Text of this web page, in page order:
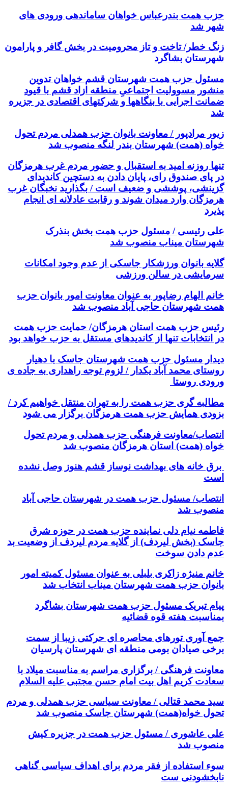
حزب همت بندرعباس خواهان ساماندهی ورودی های
شهر شد
زنگ خطر/ تاخت و تاز محرومیت در بخش گافر و پارامون
شهرستان بشاگرد
مسئول حزب همت شهرستان قشم خواهان تدوین
منشور مسوولیت اجتماعیِ منطقه ازاد قشم با قیودِ
ضمانت اجرایی با بنگاهها و شرکتهای اقتصادی در جزیره
شد
زیور مرادپور / معاونت بانوان حزب همدلی مردم تحول
خواه (همت) شهرستان بندر لنگه منصوب شد
تنها روزنه امید به استقبال و حضور مردم غرب هرمزگان
در پای صندوق رای، پایان دادن به دستچین کاندیدای
گزینشی، پوششی و ضعیف است / بگذارید نخبگان غرب
هرمزگان وارد میدان شوند و رقابت عادلانه ای انجام
پذیرد
علی رئیسی / مسئول حزب همت بخش بنذرک
شهرستان میناب منصوب شد
گلایه بانوان ورزشکار جاسکی از عدم وجود امکانات
سرمایشی در سالن ورزشی
خانم الهام رضاپور به عنوان معاونت امور بانوان حزب
همت شهرستان حاجی آباد منصوب شد
رئیس حزب همت استان هرمزگان/ حمایت حزب همت
در انتخابات تنها از کاندیدهای مستقل به حزب خواهد بود
دیدار مسئول حزب همت شهرستان جاسک با دهیار
روستای محمد آباد یکدار / لزوم توجه راهداری به جاده ی
ورودی روستا
مطالبه گری حزب همت را به تهران منتقل خواهیم کرد /
بزودی همایش حزب همت هرمزگان برگزار می شود
انتصاب/معاونت فرهنگی حزب همدلی و مردم تحول
خواه (همت) استان هرمزگان منصوب شد
برق خانه های بهداشت نوساز قشم هنوز وصل نشده
است
انتصاب/ مسئول حزب همت در شهرستان حاجی آباد
منصوب شد
فاطمه نیام دلی نماینده حزب همت در حوزه شرق
جاسک (بخش لیردف) از گلایه مردم لیردف از وضعیت بد
عدم دادن سوخت
خانم منیژه زاکری بلبلی به عنوان مسئول کمیته امور
بانوان حزب همت شهرستان میناب انتخاب شد
پیام تبریک مسئول حزب همت شهرستان بشاگرد
بمناسبت هفته قوه قضائیه
جمع آوری تورهای محاصره ای حرکتی زیبا از سمت
برخی صیادان بومی منطقه ای شهرستان پارسیان
معاونت فرهنگی / برگزاری مراسم به مناسبت میلاد با
سعادت کریم اهل بیت امام حسن مجتبی علیه السلام
سید محمد قتالی / معاونت سیاسی حزب همدلی و مردم
تحول خواه(همت) شهرستان جاسک منصوب شد
علی عاشوری / مسئول حزب همت در جزیره کیش
منصوب شد
سوء استفاده از فقر مردم برای اهداف سیاسی گناهی
نابخشودنی ست